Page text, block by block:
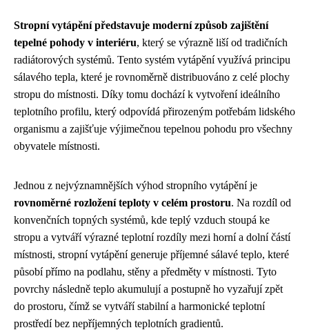
Stropní vytápění představuje moderní způsob zajištění
tepelné pohody v interiéru, který se výrazně liší od tradičních
radiátorových systémů. Tento systém vytápění využívá principu
sálavého tepla, které je rovnoměrně distribuováno z celé plochy
stropu do místnosti. Díky tomu dochází k vytvoření ideálního
teplotního profilu, který odpovídá přirozeným potřebám lidského
organismu a zajišťuje výjimečnou tepelnou pohodu pro všechny
obyvatele místnosti.
Jednou z nejvýznamnějších výhod stropního vytápění je
rovnoměrné rozložení teploty v celém prostoru. Na rozdíl od
konvenčních topných systémů, kde teplý vzduch stoupá ke
stropu a vytváří výrazné teplotní rozdíly mezi horní a dolní částí
místnosti, stropní vytápění generuje příjemné sálavé teplo, které
působí přímo na podlahu, stěny a předměty v místnosti. Tyto
povrchy následně teplo akumulují a postupně ho vyzařují zpět
do prostoru, čímž se vytváří stabilní a harmonické teplotní
prostředí bez nepříjemných teplotních gradientů.